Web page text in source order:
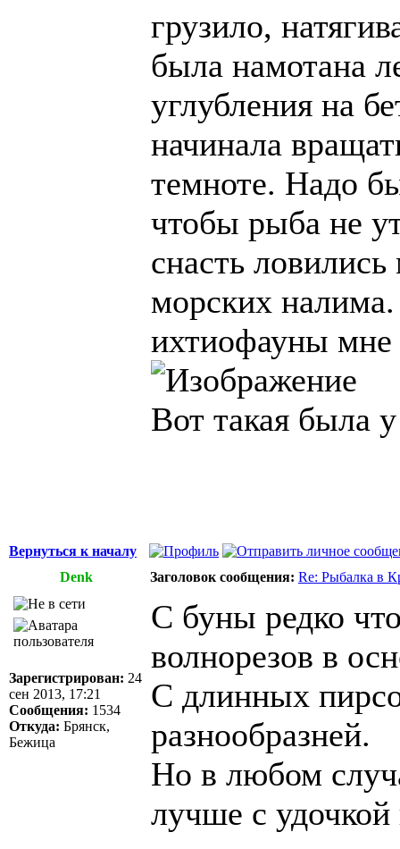
грузило,
была намотана
углубления на
начинала
темноте. Надо
чтобы рыба не
снасть
морских налима.
ихтиофауны мне
Вот такая была
Вернуться к началу
Denk
Заголовок сообщения: Re: Рыбалка в
Зарегистрирован: 24
сен 2013, 17:21
Сообщения: 1534
Откуда: Брянск,
Бежица
С буны редко
волнорезов в
С длинных
разнообразней.
Но в любом
лучше с